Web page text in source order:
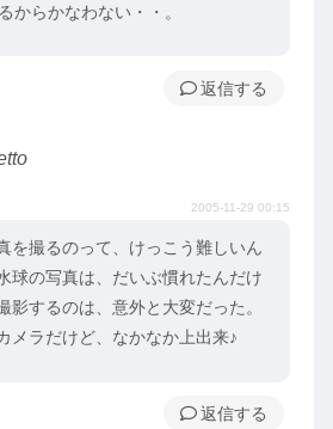
からかなわない・・。
返信
2005-11-29 00:15
を撮るのって、けっこう難しいん
球の写真は、だいぶ慣れたんだけ
影するのは、意外と大変だった。
メラだけど、なかなか上出来♪
返信